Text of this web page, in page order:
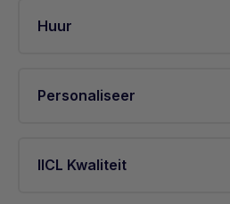
Huur
Personaliseer
IICL Kwaliteit